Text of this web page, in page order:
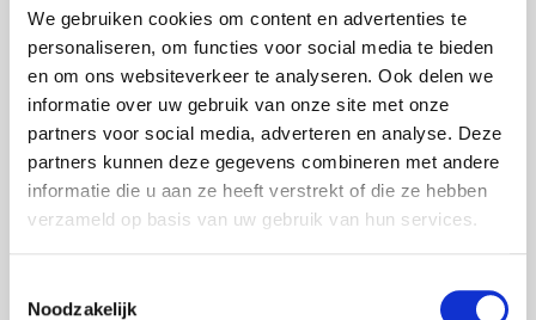
We gebruiken cookies om content en advertenties te
personaliseren, om functies voor social media te bieden
en om ons websiteverkeer te analyseren. Ook delen we
informatie over uw gebruik van onze site met onze
partners voor social media, adverteren en analyse. Deze
partners kunnen deze gegevens combineren met andere
informatie die u aan ze heeft verstrekt of die ze hebben
verzameld op basis van uw gebruik van hun services.
Noodzakelijk
LG Displays
LG Videowände
Martin Harman Licht
Meyer Sound Lautsprecher
MS Surface Hub 2S
Neumann Audio
Optoma Projektoren